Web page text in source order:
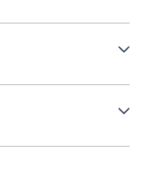
между собой.